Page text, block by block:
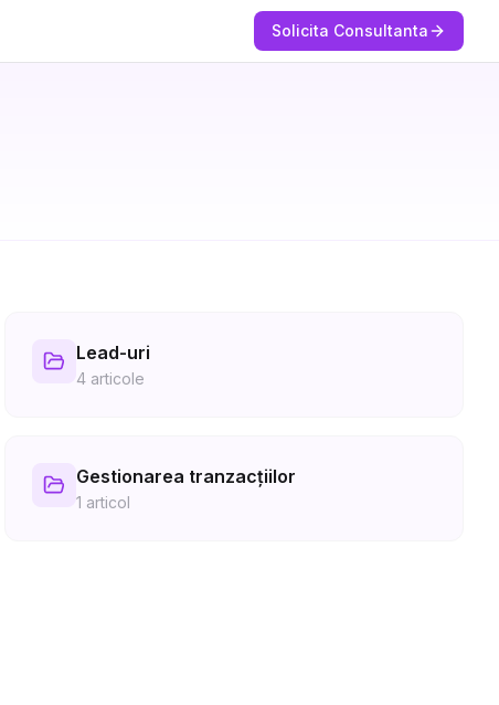
Solicita Consultanta
Lead-uri
4 articole
Gestionarea tranzacțiilor
1 articol